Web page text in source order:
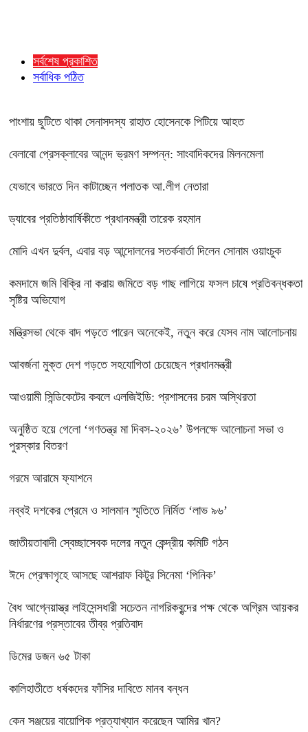
সর্বশেষ প্রকাশিত
সর্বাধিক পঠিত
পাংশায় ছুটিতে থাকা সেনাসদস্য রাহাত হোসেনকে পিটিয়ে আহত
বেলাবো প্রেসক্লাবের আনন্দ ভ্রমণ সম্পন্ন: সাংবাদিকদের মিলনমেলা
যেভাবে ভারতে দিন কাটাচ্ছেন পলাতক আ.লীগ নেতারা
ড্যাবের প্রতিষ্ঠাবার্ষিকীতে প্রধানমন্ত্রী তারেক রহমান
মোদি এখন দুর্বল, এবার বড় আন্দোলনের সতর্কবার্তা দিলেন সোনাম ওয়াংচুক
কমদামে জমি বিক্রি না করায় জমিতে বড় গাছ লাগিয়ে ফসল চাষে প্রতিবন্ধকতা
সৃষ্টির অভিযোগ
মন্ত্রিসভা থেকে বাদ পড়তে পারেন অনেকেই, নতুন করে যেসব নাম আলোচনায়
আবর্জনা মুক্ত দেশ গড়তে সহযোগিতা চেয়েছেন প্রধানমন্ত্রী
‎আওয়ামী সিন্ডিকেটের কবলে এলজিইডি: প্রশাসনের চরম অস্থিরতা
অনুষ্ঠিত হয়ে গেলো ‘গণতন্ত্র মা দিবস-২০২৬’ উপলক্ষে আলোচনা সভা ও
পুরস্কার বিতরণ
গরমে আরামে ফ্যাশনে
নব্বই দশকের প্রেমে ও সালমান স্মৃতিতে নির্মিত ‘লাভ ৯৬’
জাতীয়তাবাদী স্বেচ্ছাসেবক দলের নতুন কেন্দ্রীয় কমিটি গঠন
ঈদে প্রেক্ষাগৃহে আসছে আশরাফ কিটুর সিনেমা ‘পিনিক’
বৈধ আগ্নেয়াস্ত্র লাইসেন্সধারী সচেতন নাগরিকবৃন্দের পক্ষ থেকে অগ্রিম আয়কর
নির্ধারণের প্রস্তাবের তীব্র প্রতিবাদ
ডিমের ডজন ৬৫ টাকা
কালিহাতীতে ধর্ষকদের ফাঁসির দাবিতে মানব বন্ধন
কেন সঞ্জয়ের বায়োপিক প্রত্যাখ্যান করেছেন আমির খান?